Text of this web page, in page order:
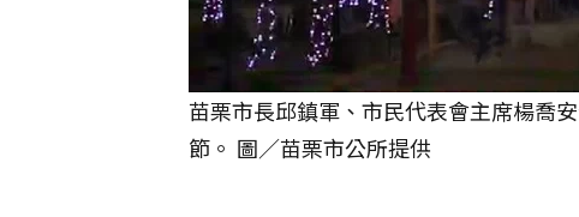
苗栗市長邱鎮軍、市民代表會主席楊喬
節。 圖／苗栗市公所提供